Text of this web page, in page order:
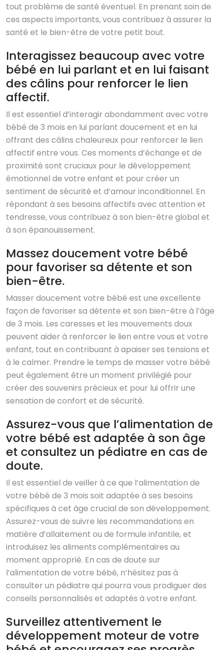
tout problème de santé éventuel. En prenant soin de
ces aspects importants, vous contribuez à assurer la
santé et le bien-être de votre petit bout.
Interagissez beaucoup avec votre
bébé en lui parlant et en lui faisant
des câlins pour renforcer le lien
affectif.
Il est essentiel d’interagir abondamment avec votre
bébé de 3 mois en lui parlant doucement et en lui
offrant des câlins chaleureux pour renforcer le lien
affectif entre vous. Ces moments d’échange et de
proximité sont cruciaux pour le développement
émotionnel de votre enfant et pour créer un
sentiment de sécurité et d’amour inconditionnel. En
répondant à ses besoins affectifs avec attention et
tendresse, vous contribuez à son bien-être global et
à son épanouissement.
Massez doucement votre bébé
pour favoriser sa détente et son
bien-être.
Masser doucement votre bébé est une excellente
façon de favoriser sa détente et son bien-être à l’âge
de 3 mois. Les caresses et les mouvements doux
peuvent aider à renforcer le lien entre vous et votre
enfant, tout en contribuant à apaiser ses tensions et
à le calmer. Prendre le temps de masser votre bébé
peut également être un moment privilégié pour
créer des souvenirs précieux et pour lui offrir une
sensation de confort et de sécurité.
Assurez-vous que l’alimentation de
votre bébé est adaptée à son âge
et consultez un pédiatre en cas de
doute.
Il est essentiel de veiller à ce que l’alimentation de
votre bébé de 3 mois soit adaptée à ses besoins
spécifiques à cet âge crucial de son développement.
Assurez-vous de suivre les recommandations en
matière d’allaitement ou de formule infantile, et
introduisez les aliments complémentaires au
moment approprié. En cas de doute sur
l’alimentation de votre bébé, n’hésitez pas à
consulter un pédiatre qui pourra vous prodiguer des
conseils personnalisés et adaptés à votre enfant.
Surveillez attentivement le
développement moteur de votre